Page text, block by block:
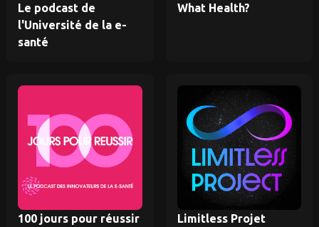
Le podcast de
l'Université de la e-
santé
What Health?
100 jours pour réussir Limitless Projet